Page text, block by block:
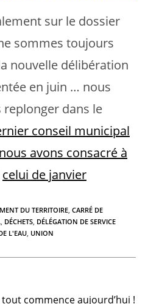
sur le dossier
sommes toujours
nouvelle délibération
en juin … nous
dans le
conseil municipal
avons consacré à
celui de janvier
DU TERRITOIRE CARRÉ DE
DÉCHETS DÉLÉGATION DE SERVICE
L'EAU UNION
commence aujourd’hui !